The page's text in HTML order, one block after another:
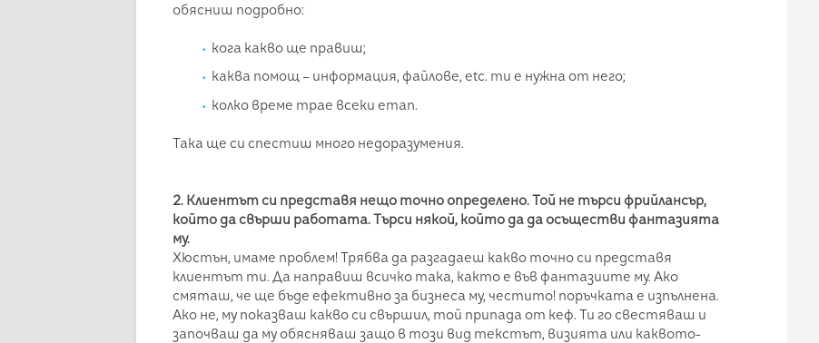
обясниш подробно:
кога какво ще правиш;
каква помощ – информация, файлове, etc. ти е нужна от него;
колко време трае всеки етап.
Така ще си спестиш много недоразумения.
2. Клиентът си представя нещо точно определено. Той не търси фрийлансър,
който да свърши работата. Търси някой, който да да осъществи фантазията
му.
Хюстън, имаме проблем! Трябва да разгадаеш какво точно си представя
клиентът ти. Да направиш всичко така, както е във фантазиите му. Ако
смяташ, че ще бъде ефективно за бизнеса му, честито! поръчката е изпълнена.
Ако не, му показваш какво си свършил, той припада от кеф. Ти го свестяваш и
започваш да му обясняваш защо в този вид текстът, визията или каквото-